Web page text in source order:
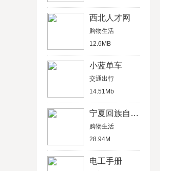
西北人才网
购物生活
12.6MB
小蓝单车
交通出行
14.51Mb
宁夏回族自治区人民医院
购物生活
28.94M
电工手册